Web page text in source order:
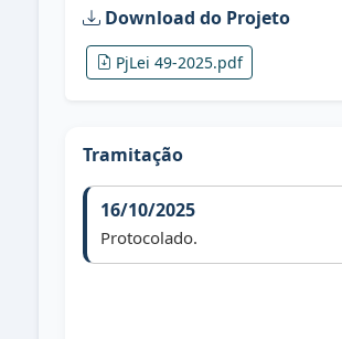
Download do Projeto
PjLei 49-2025.pdf
Tramitação
16/10/2025
Protocolado.